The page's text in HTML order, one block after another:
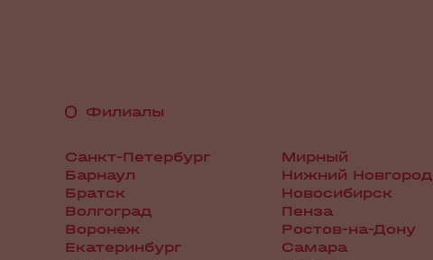
Филиалы
Санкт-Петербург
Барнаул
Братск
Волгоград
Воронеж
Екатеринбург
Мирный
Нижний Новгород
Новосибирск
Пенза
Ростов-на-Дону
Самара